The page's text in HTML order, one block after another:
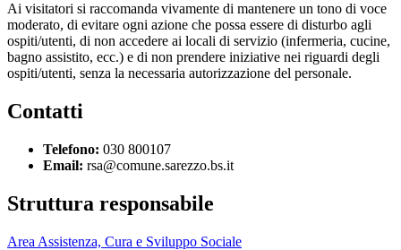
Ai visitatori si raccomanda vivamente di mantenere un tono di voce
moderato, di evitare ogni azione che possa essere di disturbo agli
ospiti/utenti, di non accedere ai locali di servizio (infermeria, cucine,
bagno assistito, ecc.) e di non prendere iniziative nei riguardi degli
ospiti/utenti, senza la necessaria autorizzazione del personale.
Contatti
Telefono: 030 800107
Email: rsa@comune.sarezzo.bs.it
Struttura responsabile
Area Assistenza, Cura e Sviluppo Sociale